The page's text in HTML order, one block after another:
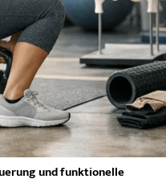
und funktionelle